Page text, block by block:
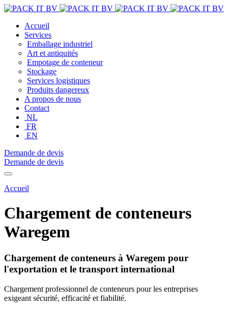
Accueil
Services
Emballage industriel
Art et antiquités
Empotage de conteneur
Stockage
Services logistiques
Produits dangereux
A propos de nous
Contact
NL
FR
EN
Demande de devis
Demande de devis
Accueil
Chargement de conteneurs
Waregem
Chargement de conteneurs à Waregem pour
l'exportation et le transport international
Chargement professionnel de conteneurs pour les entreprises
exigeant sécurité, efficacité et fiabilité.